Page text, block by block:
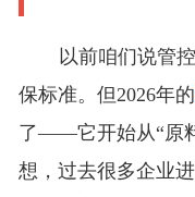
以前咱们说管
保标准。但2026年的
了——它开始从“原
想，过去很多企业